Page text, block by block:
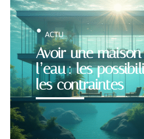
Avoir une
l’eau : les
les contraintes
ACTU